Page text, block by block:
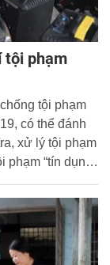
tội phạm
tội phạm
có thể đánh
xử lý tội phạm
phạm “tín dụng